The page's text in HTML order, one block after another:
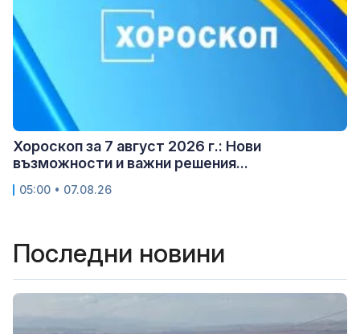
Хороскоп за 7 август 2026 г.: Нови
възможности и важни решения...
05:00 • 07.08.26
Последни новини